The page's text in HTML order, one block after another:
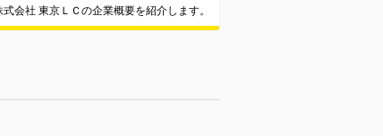
会社 東京ＬＣの企業概要を紹介します。